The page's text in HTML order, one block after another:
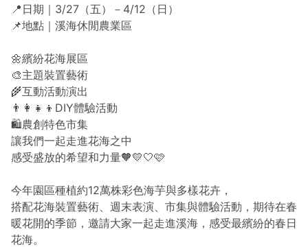
📍日期｜3/27（五）－4/12（日）
📌地點｜溪海休閒農業區
🌼繽紛花海展區
🎨主題裝置藝術
🌾互動活動演出
👨‍👩‍👧‍👦DIY體驗活動
🛍️農創特色市集
讓我們一起走進花海之中
感受盛放的希望和力量🧡💛🤍🩷
今年園區種植約12萬株彩色海芋與多樣花卉，
搭配花海裝置藝術、週末表演、市集與體驗活動，期待在春
暖花開的季節，邀請大家一起走進溪海，感受最繽紛的春日
花海。